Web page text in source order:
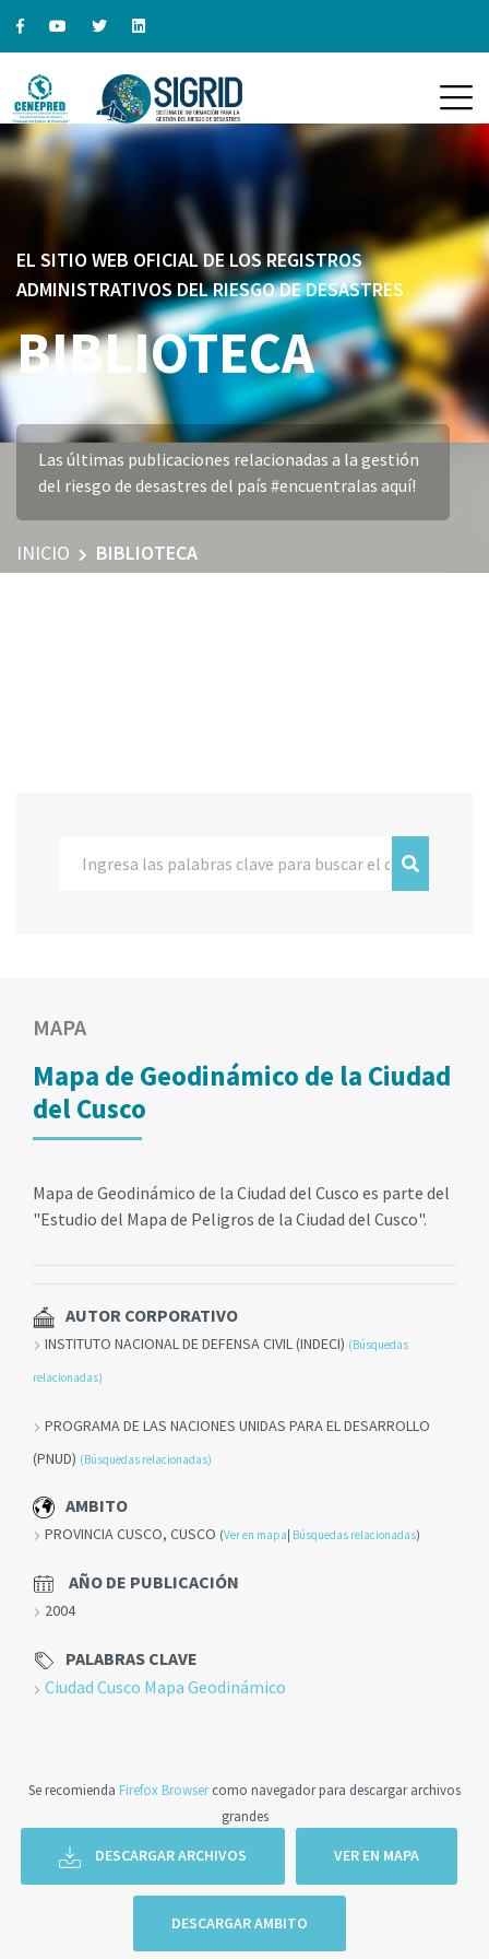
EL SITIO WEB OFICIAL DE LOS REGISTROS
ADMINISTRATIVOS DEL RIESGO DE DESASTRES
BIBLIOTECA
Las últimas publicaciones relacionadas a la gestión
del riesgo de desastres del país #encuentralas aquí!
INICIO BIBLIOTECA
MAPA
Mapa de Geodinámico de la Ciudad
del Cusco
Mapa de Geodinámico de la Ciudad del Cusco es parte del
"Estudio del Mapa de Peligros de la Ciudad del Cusco".
AUTOR CORPORATIVO
INSTITUTO NACIONAL DE DEFENSA CIVIL (INDECI) (Búsquedas
relacionadas)
PROGRAMA DE LAS NACIONES UNIDAS PARA EL DESARROLLO
(PNUD) (Búsquedas relacionadas)
AMBITO
PROVINCIA CUSCO, CUSCO (Ver en mapa Búsquedas relacionadas)
AÑO DE PUBLICACIÓN
2004
PALABRAS CLAVE
Ciudad Cusco Mapa Geodinámico
Se recomienda Firefox Browsercomo navegador para descargar archivos
grandes
DESCARGAR ARCHIVOS VER EN MAPA
DESCARGAR AMBITO